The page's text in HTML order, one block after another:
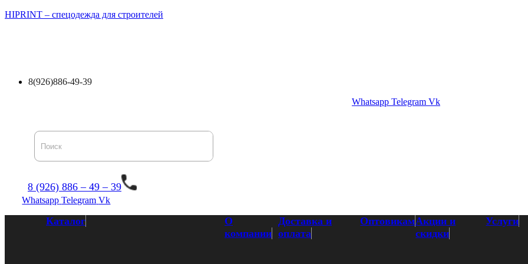
HIPRINT – спецодежда для строителей
8(926)886-49-39
Whatsapp Telegram Vk
8 (926) 886 – 49 – 39
Whatsapp Telegram Vk
Каталог
О
компании
Доставка и
оплата
ОптовикамАкции и
скидки
Услуги